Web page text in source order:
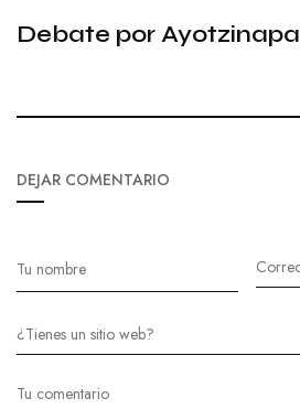
Debate por Ayotzinapa
DEJAR COMENTARIO